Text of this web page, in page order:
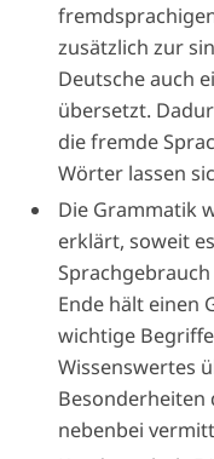
zusätzlich zur
Deutsche auch
übersetzt.
die fremde
Wörter lassen
Die Grammatik
erklärt, soweit
Ende hält einen
wichtige
Wissenswertes
nebenbei